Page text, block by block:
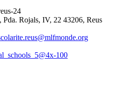
Pda. Rojals, IV, 22 43206, Reus